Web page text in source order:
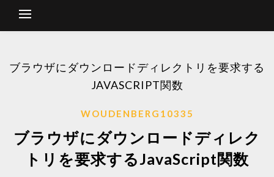
ブラウザにダウンロードディレクトリを要求する
JAVASCRIPT関数
WOUDENBERG10335
ブラウザにダウンロードディレク
トリを要求するJavaScript関数